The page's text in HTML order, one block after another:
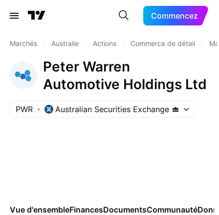
Commencez
Marchés Australie Actions Commerce de détail
Peter Warren
Automotive Holdings Ltd
PWR Australian Securities Exchange
Vue d'ensembleFinancesDocumentsCommunauté